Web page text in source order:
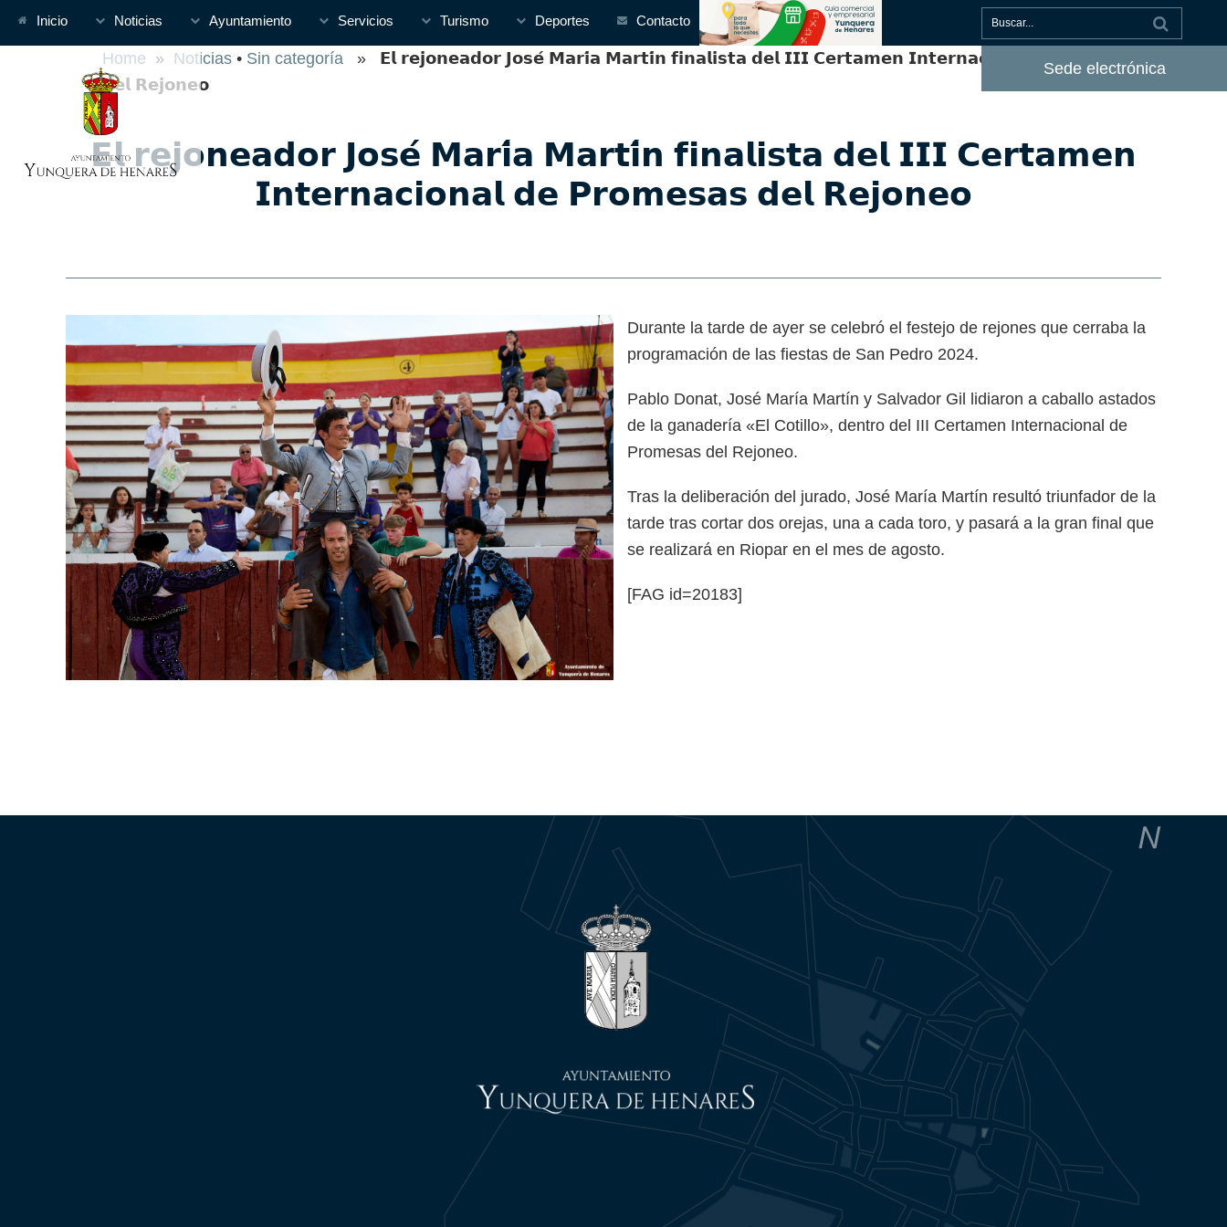
Inicio Noticias Ayuntamiento Servicios Turismo Deportes Contacto
Sede electrónica
Home » Noticias • Sin categoría » 𝗘𝗹 𝗿𝗲𝗷𝗼𝗻𝗲𝗮𝗱𝗼𝗿 𝗝𝗼𝘀𝗲́ 𝗠𝗮𝗿𝗶́𝗮 𝗠𝗮𝗿𝘁𝗶́𝗻 𝗳𝗶𝗻𝗮𝗹𝗶𝘀𝘁𝗮 𝗱𝗲𝗹 𝗜𝗜𝗜 𝗖𝗲𝗿𝘁𝗮𝗺𝗲𝗻 𝗜𝗻𝘁𝗲𝗿𝗻𝗮𝗰𝗶𝗼𝗻𝗮𝗹 𝗱𝗲 𝗣𝗿𝗼𝗺𝗲𝘀𝗮𝘀
𝗱𝗲𝗹 𝗥𝗲𝗷𝗼𝗻𝗲𝗼
𝗘𝗹 𝗿𝗲𝗷𝗼𝗻𝗲𝗮𝗱𝗼𝗿 𝗝𝗼𝘀𝗲́ 𝗠𝗮𝗿𝗶́𝗮 𝗠𝗮𝗿𝘁𝗶́𝗻 𝗳𝗶𝗻𝗮𝗹𝗶𝘀𝘁𝗮 𝗱𝗲𝗹 𝗜𝗜𝗜 𝗖𝗲𝗿𝘁𝗮𝗺𝗲𝗻
𝗜𝗻𝘁𝗲𝗿𝗻𝗮𝗰𝗶𝗼𝗻𝗮𝗹 𝗱𝗲 𝗣𝗿𝗼𝗺𝗲𝘀𝗮𝘀 𝗱𝗲𝗹 𝗥𝗲𝗷𝗼𝗻𝗲𝗼
Durante la tarde de ayer se celebró el festejo de rejones que cerraba la
programación de las fiestas de San Pedro 2024.
Pablo Donat, José María Martín y Salvador Gil lidiaron a caballo astados
de la ganadería «El Cotillo», dentro del III Certamen Internacional de
Promesas del Rejoneo.
Tras la deliberación del jurado, José María Martín resultó triunfador de la
tarde tras cortar dos orejas, una a cada toro, y pasará a la gran final que
se realizará en Riopar en el mes de agosto.
[FAG id=20183]